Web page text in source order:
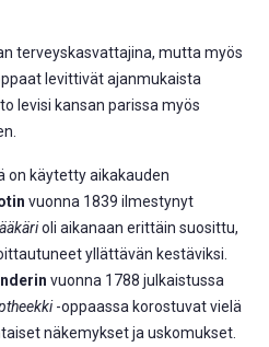
terveyskasvattajina, mutta myös
levittivät ajanmukaista
levisi kansan parissa myös
on käytetty aikakauden
vuonna 1839 ilmestynyt
oli aikanaan erittäin suosittu,
yllättävän kestäviksi.
vuonna 1788 julkaistussa
-oppaassa korostuvat vielä
näkemykset ja uskomukset.